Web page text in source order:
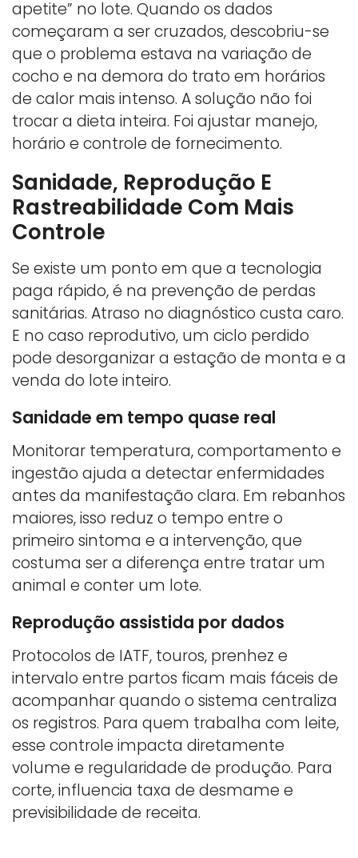
apetite” no lote. Quando os dados
começaram a ser cruzados, descobriu-se
que o problema estava na variação de
cocho e na demora do trato em horários
de calor mais intenso. A solução não foi
trocar a dieta inteira. Foi ajustar manejo,
horário e controle de fornecimento.
Sanidade, Reprodução E
Rastreabilidade Com Mais
Controle
Se existe um ponto em que a tecnologia
paga rápido, é na prevenção de perdas
sanitárias. Atraso no diagnóstico custa caro.
E no caso reprodutivo, um ciclo perdido
pode desorganizar a estação de monta e a
venda do lote inteiro.
Sanidade em tempo quase real
Monitorar temperatura, comportamento e
ingestão ajuda a detectar enfermidades
antes da manifestação clara. Em rebanhos
maiores, isso reduz o tempo entre o
primeiro sintoma e a intervenção, que
costuma ser a diferença entre tratar um
animal e conter um lote.
Reprodução assistida por dados
Protocolos de IATF, touros, prenhez e
intervalo entre partos ficam mais fáceis de
acompanhar quando o sistema centraliza
os registros. Para quem trabalha com leite,
esse controle impacta diretamente
volume e regularidade de produção. Para
corte, influencia taxa de desmame e
previsibilidade de receita.